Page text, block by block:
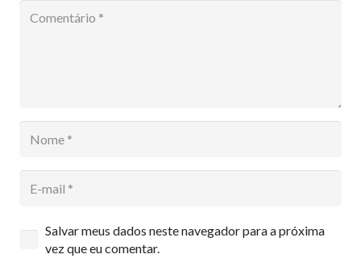
Salvar meus dados neste navegador para a próxima
vez que eu comentar.